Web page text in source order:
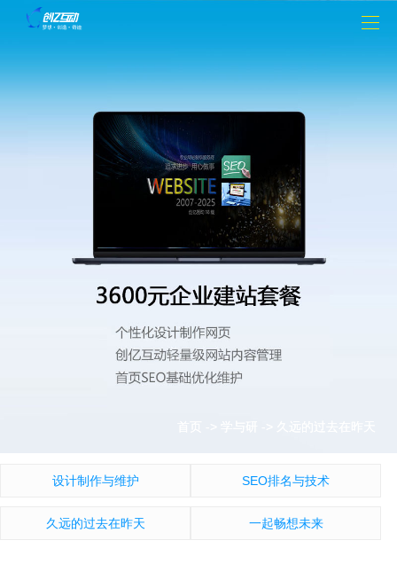
设计制作与维护 SEO排名与技术
久远的过去在昨天 一起畅想未来